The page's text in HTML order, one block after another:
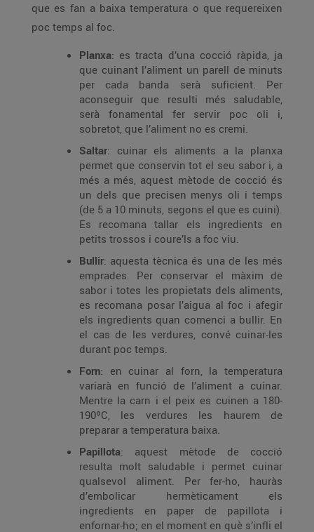
que es fan a baixa temperatura o que requereixen
poc temps al foc.
Planxa: es tracta d’una cocció ràpida, ja
que cuinant l’aliment un parell de minuts
per cada banda serà suficient. Per
aconseguir que resulti més saludable,
serà fonamental fer servir poc oli i,
sobretot, que l’aliment no es cremi.
Saltar: cuinar els aliments a la planxa
permet que conservin tot el seu sabor i, a
més a més, aquest mètode de cocció és
un dels que precisen menys oli i temps
(de 5 a 10 minuts, segons el que es cuini).
Es recomana tallar els ingredients en
petits trossos i coure’ls a foc viu.
Bullir: aquesta tècnica és una de les més
emprades. Per conservar el màxim de
sabor i totes les propietats dels aliments,
es recomana posar l’aigua al foc i afegir
els ingredients quan comenci a bullir. En
el cas de les verdures, convé cuinar-les
durant poc temps.
Forn: en cuinar al forn, la temperatura
variarà en funció de l’aliment a cuinar.
Mentre la carn i el peix es cuinen a 180-
190ºC, les verdures les haurem de
preparar a temperatura baixa.
Papillota: aquest mètode de cocció
resulta molt saludable i permet cuinar
qualsevol aliment. Per fer-ho, hauràs
d’embolicar hermèticament els
ingredients en paper de papillota i
enfornar-ho; en el moment en què s’infli el